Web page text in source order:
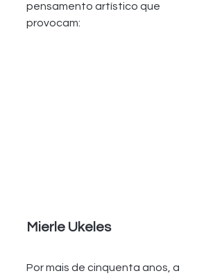
pensamento artístico que
provocam:
Mierle Ukeles
Por mais de cinquenta anos, a